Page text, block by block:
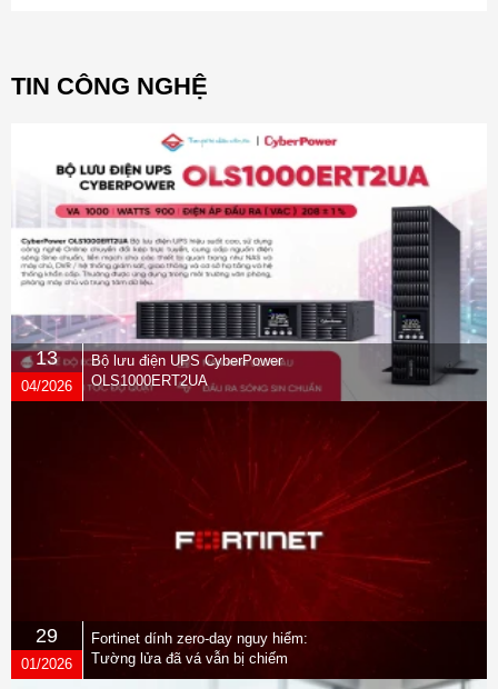
TIN CÔNG NGHỆ
13
04/2026
Bộ lưu điện UPS CyberPower
OLS1000ERT2UA
29
01/2026
Fortinet dính zero-day nguy hiểm:
Tường lửa đã vá vẫn bị chiếm
quyền